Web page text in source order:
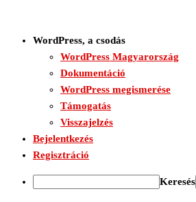
WordPress, a csodás
WordPress Magyarország
Dokumentáció
WordPress megismerése
Támogatás
Visszajelzés
Bejelentkezés
Regisztráció
Keresés